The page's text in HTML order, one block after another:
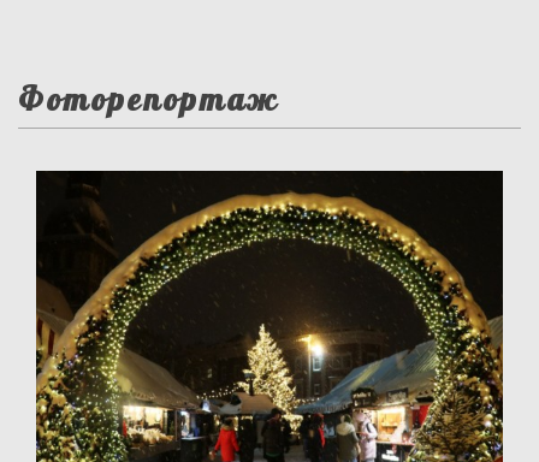
Фоторепортаж